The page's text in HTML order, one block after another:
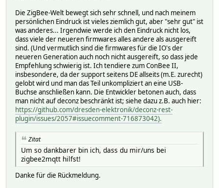
Die ZigBee-Welt bewegt sich sehr schnell, und nach meinem
persönlichen Eindruck ist vieles ziemlich gut, aber "sehr gut" ist
was anderes... Irgendwie werde ich den Eindruck nicht los,
dass viele der neueren firmwares alles andere als ausgereift
sind. (Und vermutlich sind die firmwares für die IO's der
neueren Generation auch noch nicht ausgereift, so dass jede
Empfehlung schwierig ist. Ich tendiere zum ConBee II,
insbesondere, da der support seitens DE allseits (m.E. zurecht)
gelobt wird und man das Teil unkompliziert an eine USB-
Buchse anschließen kann. Die Entwickler betonen auch, dass
man nicht auf deconz beschränkt ist; siehe dazu z.B. auch hier:
https://github.com/dresden-elektronik/deconz-rest-
plugin/issues/2057#issuecomment-716873042).
Zitat
Um so dankbarer bin ich, dass du mir/uns bei
zigbee2mqtt hilfst!
Danke für die Rückmeldung.